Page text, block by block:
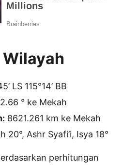
LS 115°14’ BB
° ke Mekah
8621.261 km ke Mekah
20°, Ashr Syafi’i, Isya 18°
perhitungan